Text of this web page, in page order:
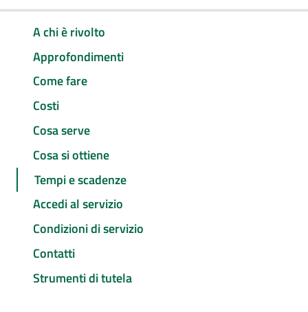
A chi è rivolto
Approfondimenti
Come fare
Costi
Cosa serve
Cosa si ottiene
Tempi e scadenze
Accedi al servizio
Condizioni di servizio
Contatti
Strumenti di tutela